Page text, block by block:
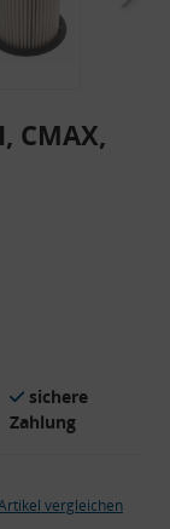
CMAX,
sichere
Zahlung
vergleichen